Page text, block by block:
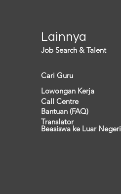
Lainnya
Job Search & Talent
Cari Guru
Lowongan Kerja
Call Centre
Bantuan (FAQ)
Translator
Beasiswa ke Luar Negeri